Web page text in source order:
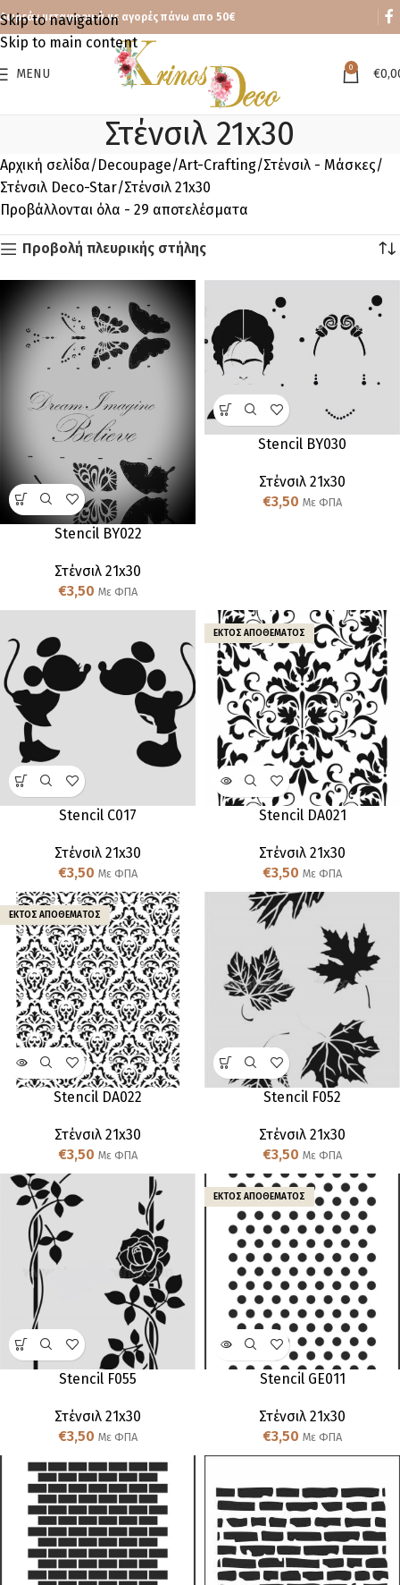
Skip to navigation
Skip to main content
Δωρεάν μεταφορικά με αγορές πάνω απο 50€
MENU 0 €
Στένσιλ 21x30
Αρχική σελίδα Decoupage Art-Crafting Στένσιλ - Μάσκες
Στένσιλ Deco-Star Στένσιλ 21x30
Προβάλλονται όλα - 29 αποτελέσματα
Προβολή πλευρικής στήλης
Stencil BY022
Στένσιλ 21x30
€3,50 Με ΦΠΑ
Stencil BY030
Στένσιλ 21x30
€3,50 Με ΦΠΑ
Stencil C017
Στένσιλ 21x30
€3,50 Με ΦΠΑ
ΕΚΤΌΣ ΑΠΟΘΈΜΑΤΟΣ
Stencil DA021
Στένσιλ 21x30
€3,50 Με ΦΠΑ
ΕΚΤΌΣ ΑΠΟΘΈΜΑΤΟΣ
Stencil DA022
Στένσιλ 21x30
€3,50 Με ΦΠΑ
Stencil F052
Στένσιλ 21x30
€3,50 Με ΦΠΑ
Stencil F055
Στένσιλ 21x30
€3,50 Με ΦΠΑ
ΕΚΤΌΣ ΑΠΟΘΈΜΑΤΟΣ
Stencil GE011
Στένσιλ 21x30
€3,50 Με ΦΠΑ